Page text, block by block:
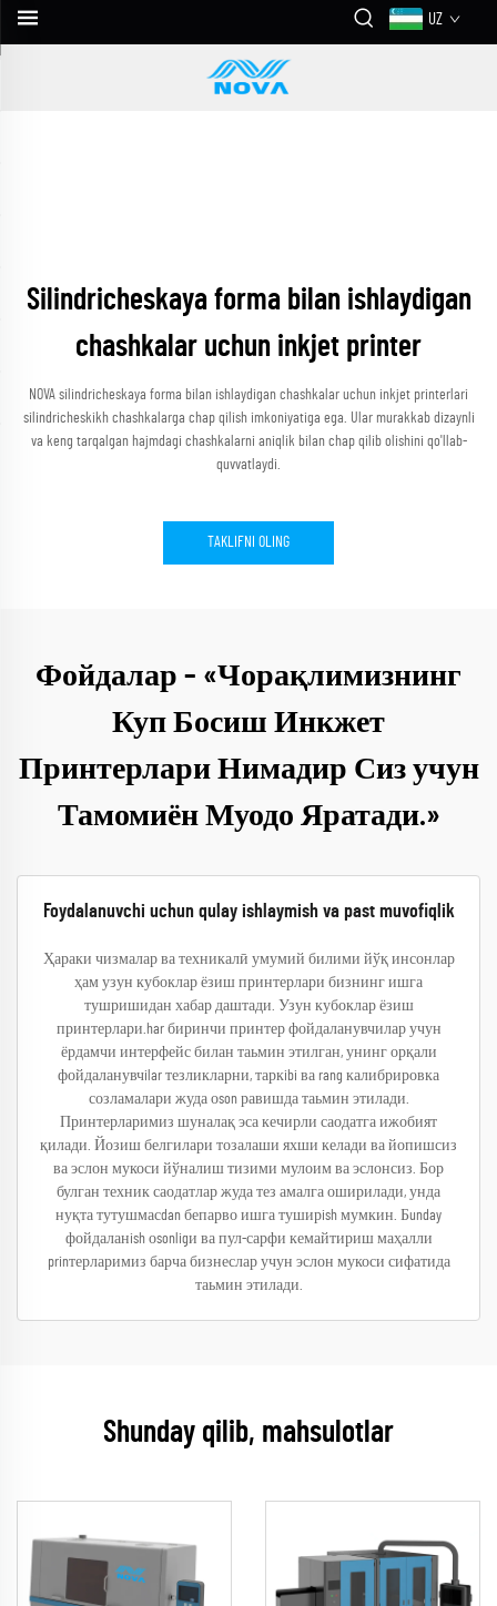
UZ
Silindricheskaya forma bilan ishlaydigan
chashkalar uchun inkjet printer
NOVA silindricheskaya forma bilan ishlaydigan chashkalar uchun inkjet printerlari
silindricheskikh chashkalarga chap qilish imkoniyatiga ega. Ular murakkab dizaynli
va keng tarqalgan hajmdagi chashkalarni aniqlik bilan chap qilib olishini qo'llab-
quvvatlaydi.
TAKLIFNI OLING
Фойдалар – «Чорақлимизнинг
Куп Босиш Инкжет
Принтерлари Нимадир Сиз учун
Тамомиён Муодо Яратади.»
Foydalanuvchi uchun qulay ishlaymish va past muvofiqlik
Ҳараки чизмалар ва техникалӣ умумий билими йўқ инсонлар
ҳам узун кубоклар ёзиш принтерлари бизнинг ишга
тушришидан хабар даштади. Узун кубоклар ёзиш
принтерлари.har биринчи принтер фойдаланувчилар учун
ёрдамчи интерфейс билан таьмин этилган, унинг орқали
фойдаланувчilar тезликларни, таркibi ва rang калибрировка
созламалари жуда оson равишда таьмин этилади.
Принтерларимиз шуналақ эса кечирли саодатга ижобият
қилади. Йозиш белгилари тозалаши яхши келади ва йопишсиз
ва эслон мукоси йўналиш тизими мулоим ва эслонсиз. Бор
булган техник саодатлар жуда тез амалга оширилади, унда
нуқта тутушмасdan бепарво ишга туширish мумкин. Бunday
фойдаланish оsonligи ва пул-сарфи кемайтириш маҳалли
prinтерларимиз барча бизнеслар учун эслон мукоси сифатида
таьмин этилади.
Shunday qilib, mahsulotlar